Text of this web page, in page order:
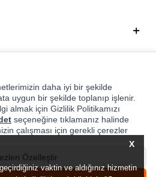
X
vaktin ve aldığınız hizmetin
daha iyi bir şekilde
uygun bir şekilde toplanıp işlenir.
almak için Gizlilik Politikamızı
seçeneğine tıklamanız halinde
çalışması için gerekli çerezler
Özelleştir